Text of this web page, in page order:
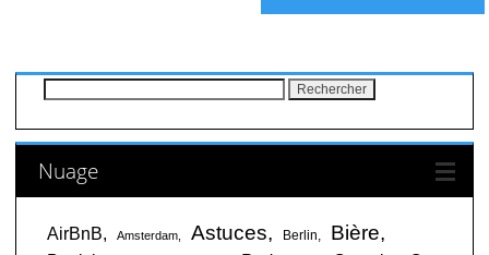
Nuage
AirBnB Amsterdam Astuces Berlin Bière